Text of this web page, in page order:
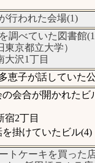
行われた会場(1)
調べていた図書館
京都立大学）
大沢1丁目
恵子が話していた
会合が開かれたビ
宿2丁目
掛けていたビル(4)
トケーキを買った